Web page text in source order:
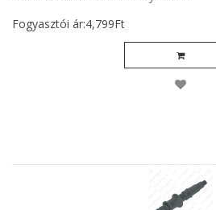
Fogyasztói ár:4,799Ft